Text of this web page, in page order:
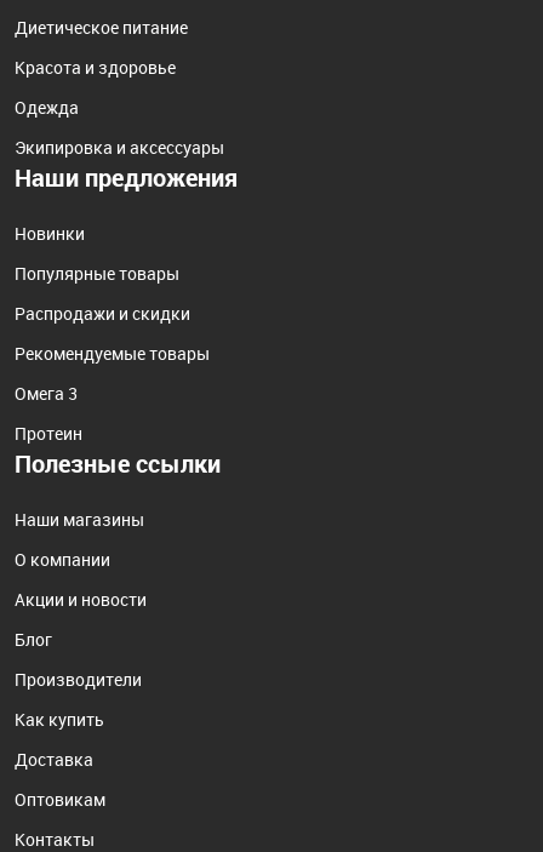
Диетическое питание
Красота и здоровье
Одежда
Экипировка и аксессуары
Наши предложения
Новинки
Популярные товары
Распродажи и скидки
Рекомендуемые товары
Омега 3
Протеин
Полезные ссылки
Наши магазины
О компании
Акции и новости
Блог
Производители
Как купить
Доставка
Оптовикам
Контакты